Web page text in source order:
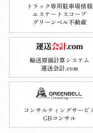
トラック専用駐車場情報
エステートスコープ
グリーンベル不動産
輸送原価計算システム
運送会計.com
コンサルティングサービ
GBコンサル